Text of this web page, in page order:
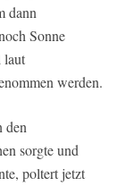
dann
Sonne
laut
werden.
den
sorgte und
poltert jetzt